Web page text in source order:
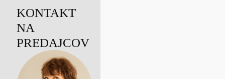
KONTAKT
NA
PREDAJCOV